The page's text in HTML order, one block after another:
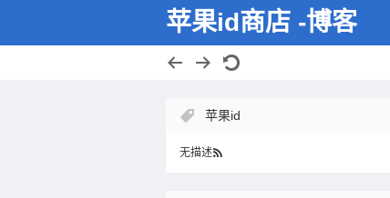
苹果id商店 -博客
苹果id
无描述